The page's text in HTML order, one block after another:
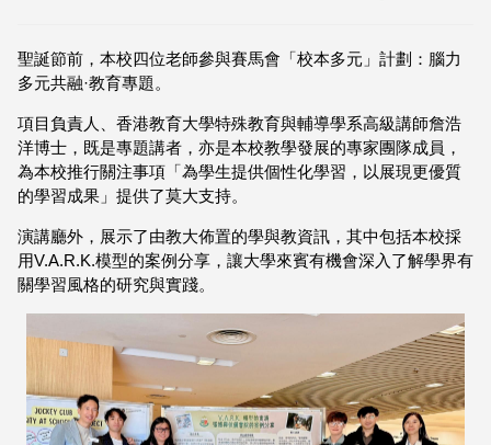
聖誕節前，本校四位老師參與賽馬會「校本多元」計劃：腦力
多元共融·教育專題。
項目負責人、香港教育大學特殊教育與輔導學系高級講師詹浩
洋博士，既是專題講者，亦是本校教學發展的專家團隊成員，
為本校推行關注事項「為學生提供個性化學習，以展現更優質
的學習成果」提供了莫大支持。
演講廳外，展示了由教大佈置的學與教資訊，其中包括本校採
用V.A.R.K.模型的案例分享，讓大學來賓有機會深入了解學界有
關學習風格的研究與實踐。